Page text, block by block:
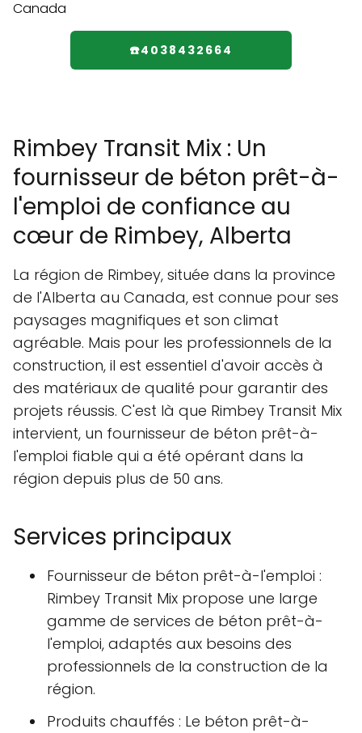
☎️4038432664
Rimbey Transit Mix : Un
fournisseur de béton prêt-à-
l'emploi de confiance au
cœur de Rimbey, Alberta
La région de Rimbey, située dans la province
de l'Alberta au Canada, est connue pour ses
paysages magnifiques et son climat
agréable. Mais pour les professionnels de la
construction, il est essentiel d'avoir accès à
des matériaux de qualité pour garantir des
projets réussis. C'est là que Rimbey Transit Mix
intervient, un fournisseur de béton prêt-à-
l'emploi fiable qui a été opérant dans la
région depuis plus de 50 ans.
Services principaux
Fournisseur de béton prêt-à-l'emploi :
Rimbey Transit Mix propose une large
gamme de services de béton prêt-à-
l'emploi, adaptés aux besoins des
professionnels de la construction de la
région.
Produits chauffés : Le béton prêt-à-